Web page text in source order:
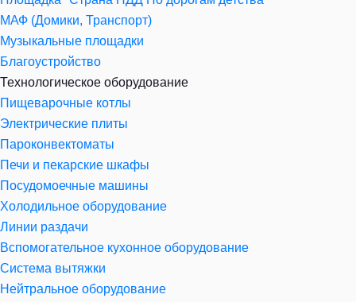
МАФ (Домики, Транспорт)
Музыкальные площадки
Благоустройство
Технологическое оборудование
Пищеварочные котлы
Электрические плиты
Пароконвектоматы
Печи и пекарские шкафы
Посудомоечные машины
Холодильное оборудование
Линии раздачи
Вспомогательное кухонное оборудование
Система вытяжки
Нейтральное оборудование